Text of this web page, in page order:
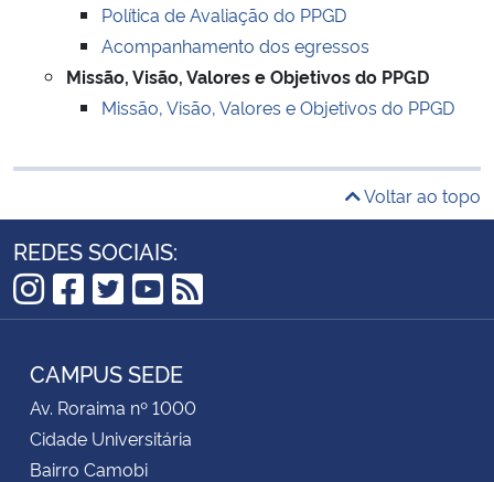
Política de Avaliação do PPGD
Acompanhamento dos egressos
Missão, Visão, Valores e Objetivos do PPGD
Missão, Visão, Valores e Objetivos do PPGD
Voltar ao topo
REDES SOCIAIS:
Instagram
Facebook
Twitter
YouTube
RSS
CAMPUS SEDE
Av. Roraima nº 1000
Cidade Universitária
Bairro Camobi